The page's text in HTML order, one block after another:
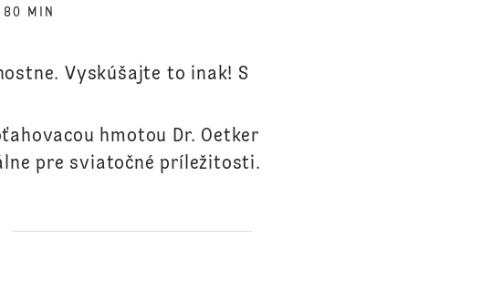
80 MIN
Vyskúšajte to inak! S
hmotou Dr. Oetker
pre sviatočné príležitosti.